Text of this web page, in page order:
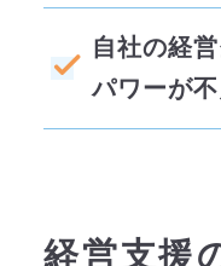
自社の経
パワーが
経営支援